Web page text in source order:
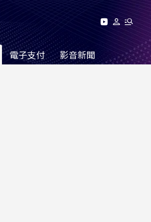
電子支付 影音新聞